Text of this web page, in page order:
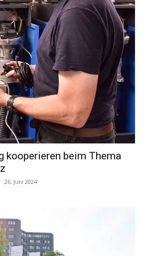
kooperieren beim Thema
- 26. Juni 2024